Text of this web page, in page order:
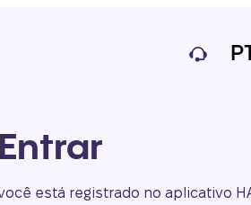
Entrar
está registrado no aplicativo